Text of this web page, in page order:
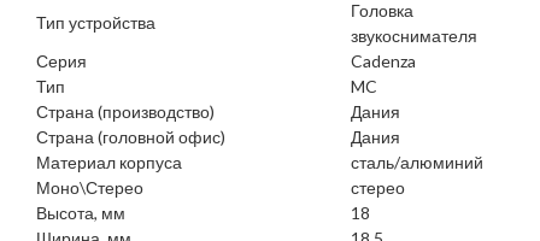
Тип устройства
Головка
звукоснимателя
Серия
Cadenza
Тип
MC
Страна (производство)
Дания
Страна (головной офис)
Дания
Материал корпуса
сталь/алюминий
Моно\Стерео
стерео
Высота, мм
18